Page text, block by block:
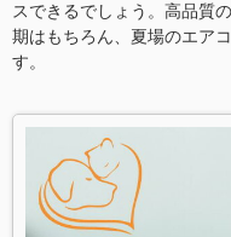
スできるでしょう。高品質
期はもちろん、夏場のエア
す。